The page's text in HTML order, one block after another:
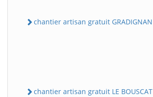
chantier artisan gratuit GRADIGNAN
chantier artisan gratuit LE BOUSCAT